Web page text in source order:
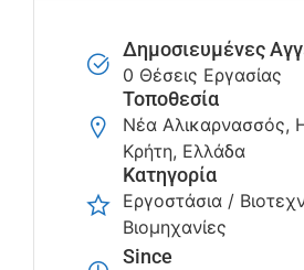
Δημοσιευμένες
0 Θέσεις Εργασίας
Τοποθεσία
Νέα Αλικαρνασσός,
Κρήτη, Ελλάδα
Κατηγορία
Εργοστάσια /
Βιομηχανίες
Since